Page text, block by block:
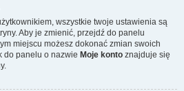
wszystkie twoje ustawienia są
Aby je zmienić, przejdź do panelu
miejscu możesz dokonać zmian swoich
do panelu o nazwie Moje konto znajduje się